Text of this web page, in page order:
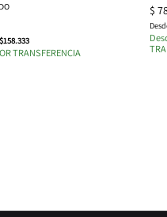
$158.333
TRANSFERENCIA
$